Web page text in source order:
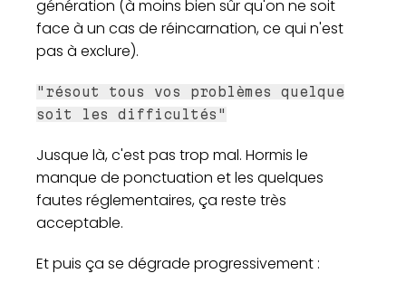
génération (à moins bien sûr qu'on ne soit
face à un cas de réincarnation, ce qui n'est
pas à exclure).
"résout tous vos problèmes quelque
soit les difficultés"
Jusque là, c'est pas trop mal. Hormis le
manque de ponctuation et les quelques
fautes réglementaires, ça reste très
acceptable.
Et puis ça se dégrade progressivement :